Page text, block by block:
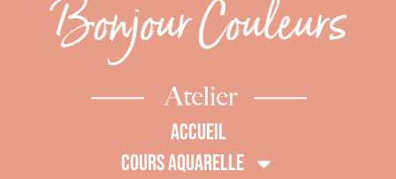
ACCUEIL
COURS AQUARELLE